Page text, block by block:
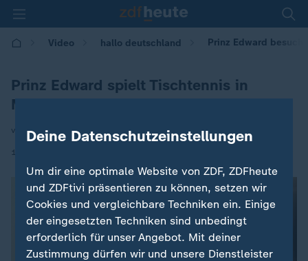
Video hallo deutschland Prinz Edward
Prinz Edward spielt Tischtennis in
Mailand
von Markus Rosendahl
11.02.2026 | 17:10
Deine Datenschutzeinstellungen
Um dir eine optimale Website von ZDF, ZDFheute
und ZDFtivi präsentieren zu können, setzen wir
Cookies und vergleichbare Techniken ein. Einige
der eingesetzten Techniken sind unbedingt
erforderlich für unser Angebot. Mit deiner
Zustimmung dürfen wir und unsere Dienstleister